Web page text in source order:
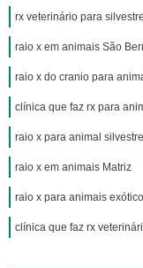
rx veterinário para
raio x em animais São
raio x do cranio para
clínica que faz rx para
raio x para animal
raio x em animais Matriz
raio x para animais
clínica que faz rx